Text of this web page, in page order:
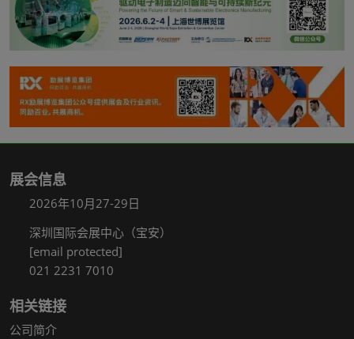
展会信息
2026年10月27-29日
深圳国际会展中心（宝安）
[email protected]
021 2231 7010
相关链接
公司简介